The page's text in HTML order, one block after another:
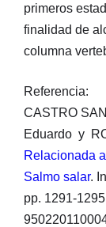
primeros
finalidad de
columna
Referencia:
CASTRO
Eduardo y
Relacionada
Salmo salar.
pp. 1291-